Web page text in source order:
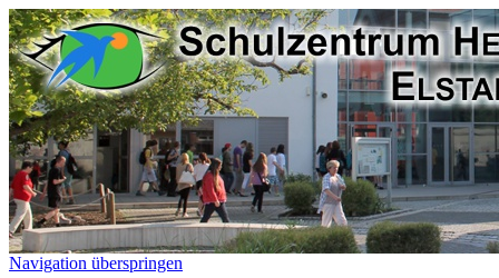
Navigation überspringen